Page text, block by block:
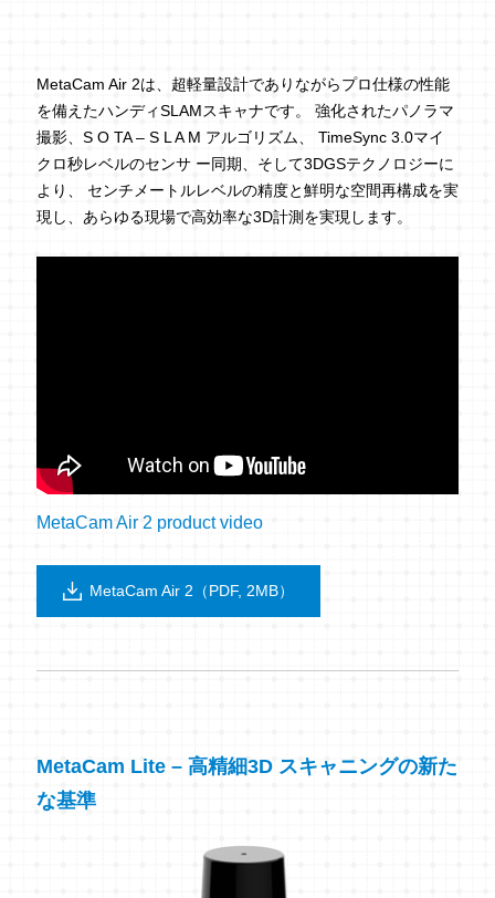
MetaCam Air 2は、超軽量設計でありながらプロ仕様の性能
を備えたハンディSLAMスキャナです。 強化されたパノラマ
撮影、S O TA – S L A M アルゴリズム、 TimeSync 3.0マイ
クロ秒レベルのセンサ ー同期、そして3DGSテクノロジーに
より、 センチメートルレベルの精度と鮮明な空間再構成を実
現し、あらゆる現場で高効率な3D計測を実現します。
MetaCam Air 2 product video
MetaCam Air 2（PDF, 2MB）
MetaCam Lite – 高精細3D スキャニングの新た
な基準